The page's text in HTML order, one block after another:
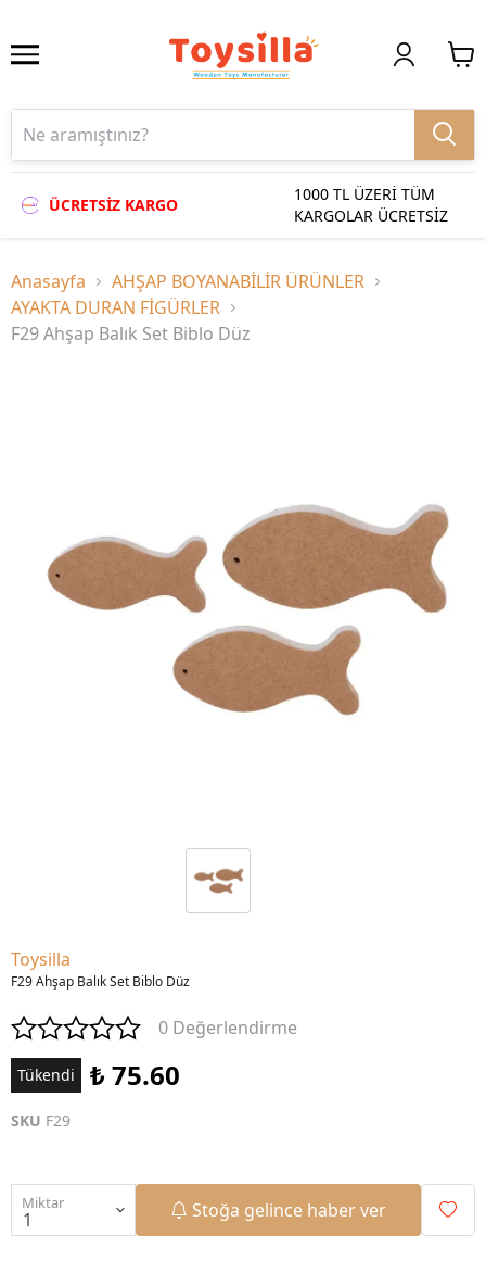
ÜCRETSİZ KARGO
1000 TL ÜZERİ TÜM
KARGOLAR ÜCRETSİZ
Anasayfa
AHŞAP BOYANABİLİR ÜRÜNLER
AYAKTA DURAN FİGÜRLER
F29 Ahşap Balık Set Biblo Düz
Toysilla
F29 Ahşap Balık Set Biblo Düz
0 Değerlendirme
Tükendi ₺ 75.60
SKU F29
Miktar Stoğa gelince haber ver